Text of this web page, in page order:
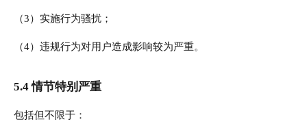
（3）实施行为骚扰；
（4）违规行为对用户造成影响较为严重。
5.4 情节特别严重
包括但不限于：